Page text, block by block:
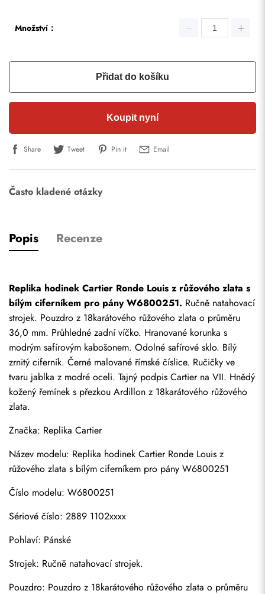
Množství：
Přidat do košíku
Koupit nyní
Share Tweet Pin it Email
Často kladené otázky
Popis Recenze
Replika hodinek Cartier Ronde Louis z růžového zlata s
bílým ciferníkem pro pány W6800251. Ručně natahovací
strojek. Pouzdro z 18karátového růžového zlata o průměru
36,0 mm. Průhledné zadní víčko. Hranované korunka s
modrým safírovým kabošonem. Odolné safírové sklo. Bílý
zrnitý ciferník. Černé malované římské číslice. Ručičky ve
tvaru jablka z modré oceli. Tajný podpis Cartier na VII. Hnědý
kožený řemínek s přezkou Ardillon z 18karátového růžového
zlata.
Značka: Replika Cartier
Název modelu: Replika hodinek Cartier Ronde Louis z
růžového zlata s bílým ciferníkem pro pány W6800251
Číslo modelu: W6800251
Sériové číslo: 2889 1102xxxx
Pohlaví: Pánské
Strojek: Ručně natahovací strojek.
Pouzdro: Pouzdro z 18karátového růžového zlata o průměru